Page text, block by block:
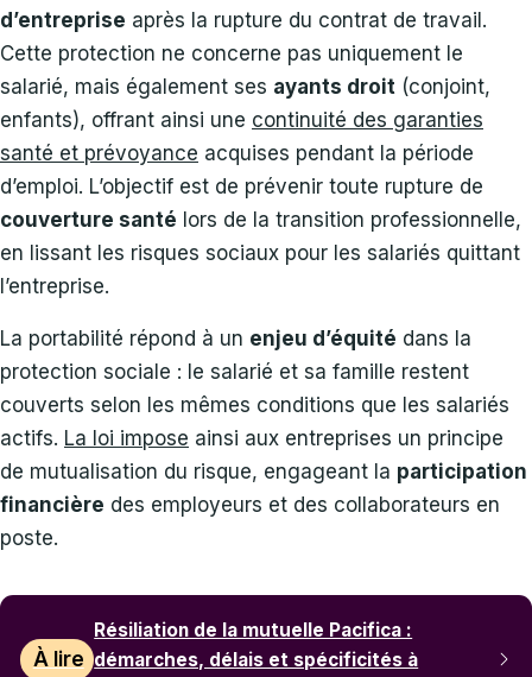
d’entreprise après la rupture du contrat de travail.
Cette protection ne concerne pas uniquement le
salarié, mais également ses ayants droit (conjoint,
enfants), offrant ainsi une continuité des garanties
santé et prévoyance acquises pendant la période
d’emploi. L’objectif est de prévenir toute rupture de
couverture santé lors de la transition professionnelle,
en lissant les risques sociaux pour les salariés quittant
l’entreprise.
La portabilité répond à un enjeu d’équité dans la
protection sociale : le salarié et sa famille restent
couverts selon les mêmes conditions que les salariés
actifs. La loi impose ainsi aux entreprises un principe
de mutualisation du risque, engageant la participation
financière des employeurs et des collaborateurs en
poste.
À lire
Résiliation de la mutuelle Pacifica :
démarches, délais et spécificités à